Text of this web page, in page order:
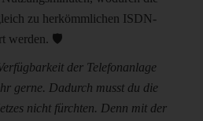
zu herkömmlichen ISDN-
werden. 🛡
der Telefonanlage
gerne. Dadurch musst du die
nicht fürchten. Denn mit der